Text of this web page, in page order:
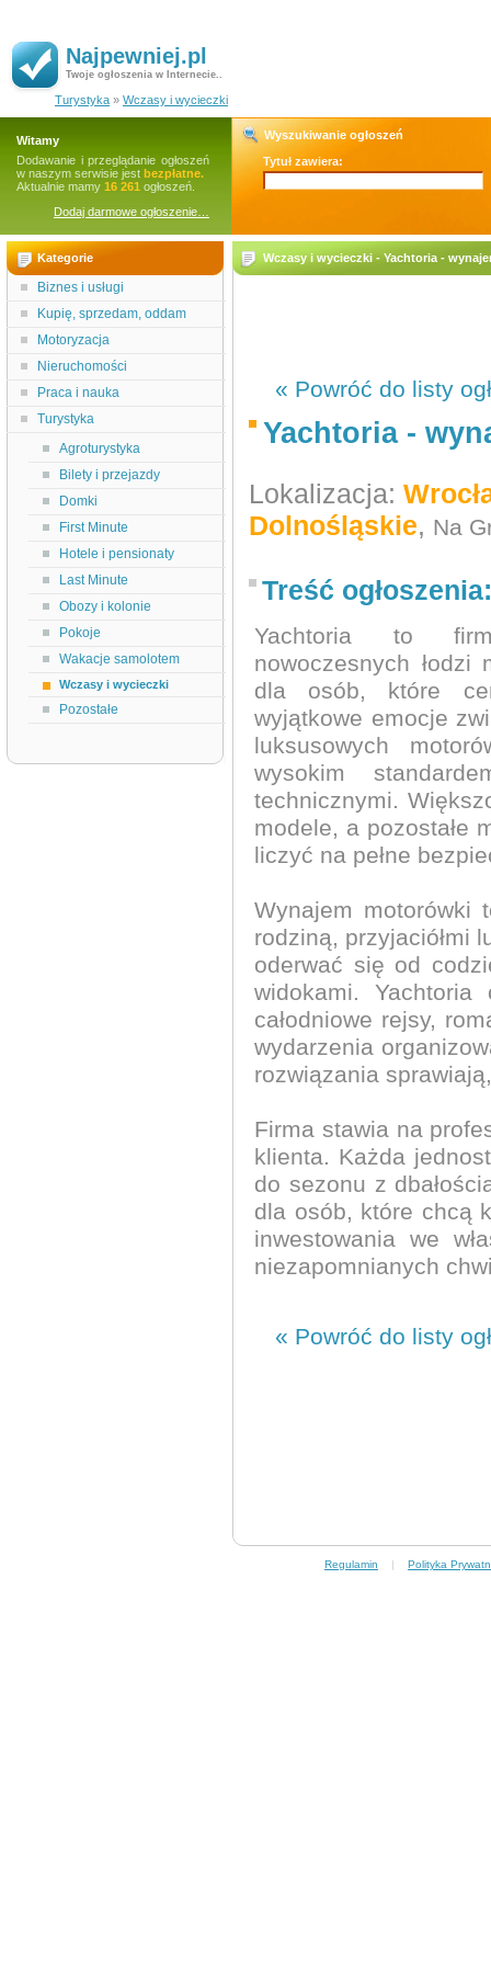
Najpewniej.pl
Twoje ogłoszenia w Internecie..
Turystyka » Wczasy i wycieczki
Witamy
Dodawanie i przeglądanie ogłoszeń
w naszym serwisie jest bezpłatne.
Aktualnie mamy 16 261 ogłoszeń.
Dodaj darmowe ogłoszenie…
Wyszukiwanie ogłoszeń
Tytuł zawiera:
Kategorie
Biznes i usługi
Kupię, sprzedam, oddam
Motoryzacja
Nieruchomości
Praca i nauka
Turystyka
Agroturystyka
Bilety i przejazdy
Domki
First Minute
Hotele i pensionaty
Last Minute
Obozy i kolonie
Pokoje
Wakacje samolotem
Wczasy i wycieczki
Pozostałe
Wczasy i wycieczki - Yachtoria -
« Powróć do listy
Yachtoria -
Lokalizacja:
Dolnośląskie, Na
Treść ogłoszenia:
Yachtoria to
nowoczesnych łodzi
dla osób, które
wyjątkowe emocje
luksusowych
wysokim
technicznymi.
modele, a pozostałe
liczyć na pełne
Wynajem motorówki
rodziną, przyjaciółmi
oderwać się od
widokami.
całodniowe rejsy,
wydarzenia
rozwiązania
Firma stawia na
klienta. Każda
do sezonu z
dla osób, które chcą
inwestowania we
niezapomnianych
« Powróć do listy
Regulamin | Polityka